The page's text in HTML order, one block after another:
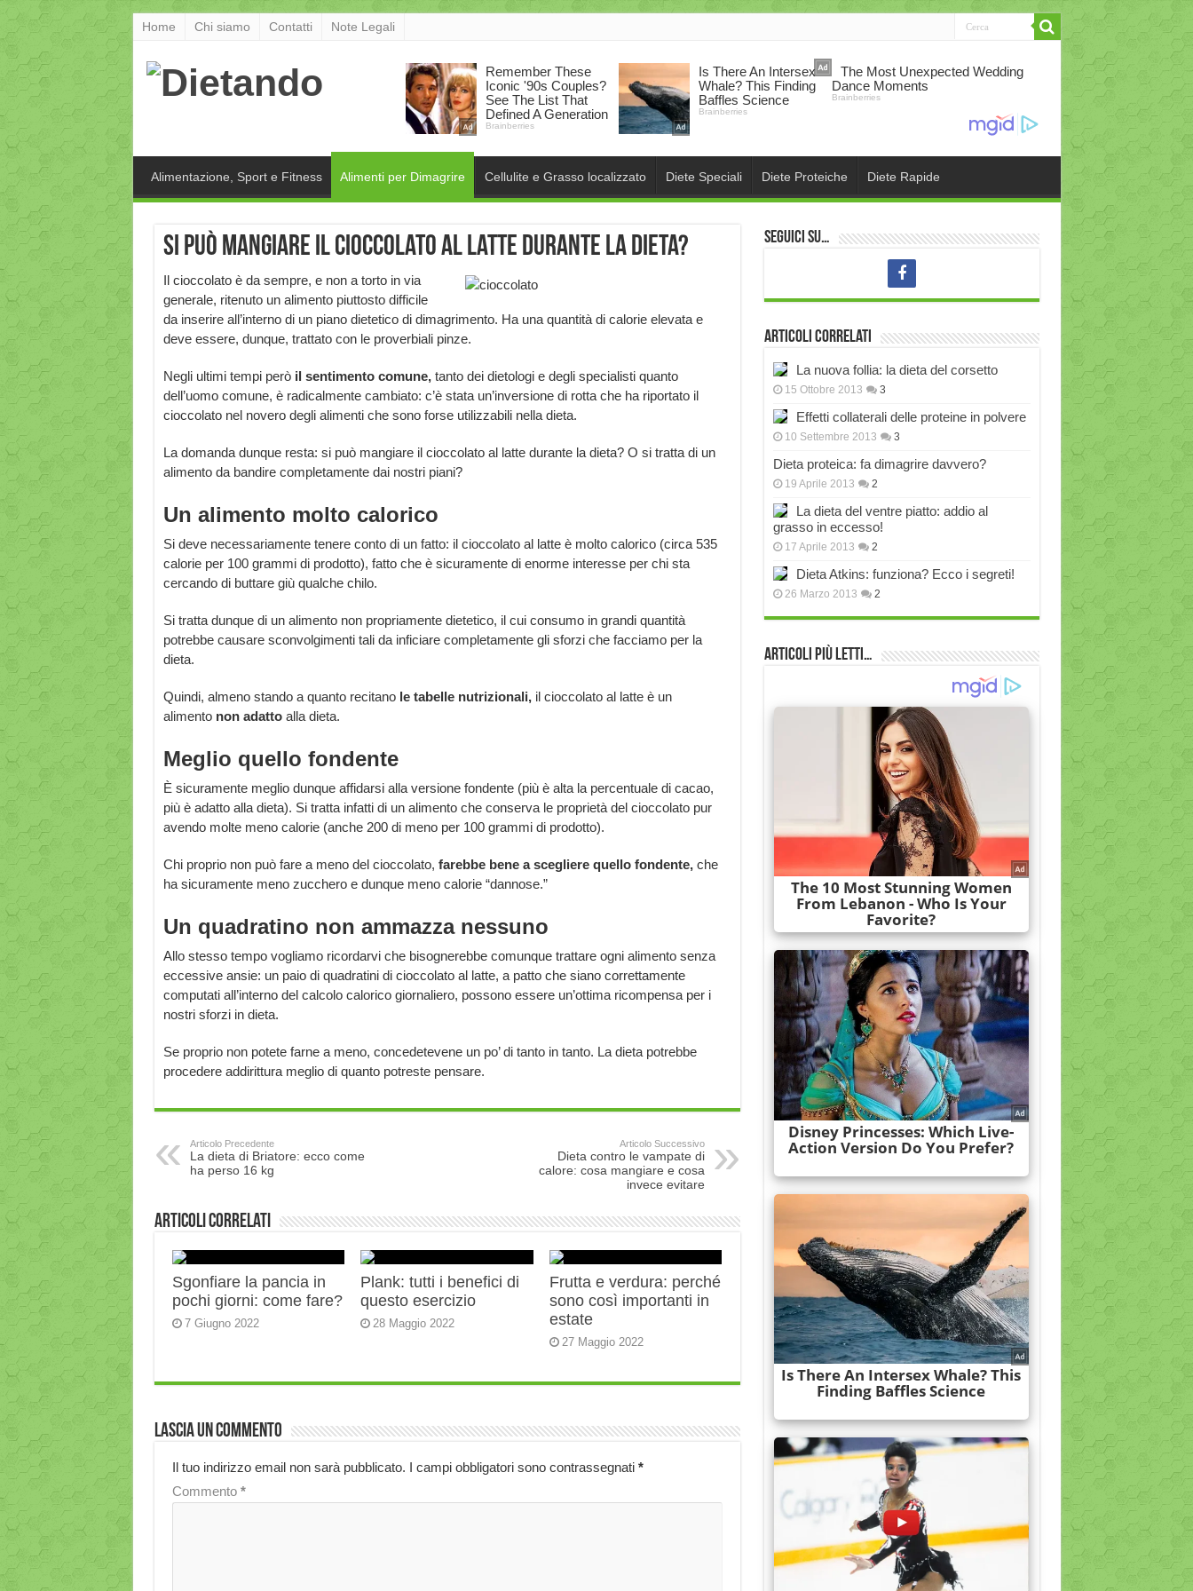
Home Chi siamo Contatti Note Legali
Alimentazione, Sport e Fitness Alimenti per Dimagrire Cellulite e Grasso localizzato Diete Speciali Diete Proteiche Diete Rapide
Si può mangiare il cioccolato al latte durante la dieta?
Il cioccolato è da sempre, e non a torto in via
generale, ritenuto un alimento piuttosto difficile
da inserire all’interno di un piano dietetico di dimagrimento. Ha una quantità di calorie elevata e
deve essere, dunque, trattato con le proverbiali pinze.
Negli ultimi tempi però il sentimento comune, tanto dei dietologi e degli specialisti quanto
dell’uomo comune, è radicalmente cambiato: c’è stata un’inversione di rotta che ha riportato il
cioccolato nel novero degli alimenti che sono forse utilizzabili nella dieta.
La domanda dunque resta: si può mangiare il cioccolato al latte durante la dieta? O si tratta di un
alimento da bandire completamente dai nostri piani?
Un alimento molto calorico
Si deve necessariamente tenere conto di un fatto: il cioccolato al latte è molto calorico (circa 535
calorie per 100 grammi di prodotto), fatto che è sicuramente di enorme interesse per chi sta
cercando di buttare giù qualche chilo.
Si tratta dunque di un alimento non propriamente dietetico, il cui consumo in grandi quantità
potrebbe causare sconvolgimenti tali da inficiare completamente gli sforzi che facciamo per la
dieta.
Quindi, almeno stando a quanto recitano le tabelle nutrizionali, il cioccolato al latte è un
alimento non adatto alla dieta.
Meglio quello fondente
È sicuramente meglio dunque affidarsi alla versione fondente (più è alta la percentuale di cacao,
più è adatto alla dieta). Si tratta infatti di un alimento che conserva le proprietà del cioccolato pur
avendo molte meno calorie (anche 200 di meno per 100 grammi di prodotto).
Chi proprio non può fare a meno del cioccolato, farebbe bene a scegliere quello fondente,che
ha sicuramente meno zucchero e dunque meno calorie “dannose.”
Un quadratino non ammazza nessuno
Allo stesso tempo vogliamo ricordarvi che bisognerebbe comunque trattare ogni alimento senza
eccessive ansie: un paio di quadratini di cioccolato al latte, a patto che siano correttamente
computati all’interno del calcolo calorico giornaliero, possono essere un’ottima ricompensa per i
nostri sforzi in dieta.
Se proprio non potete farne a meno, concedetevene un po’ di tanto in tanto. La dieta potrebbe
procedere addirittura meglio di quanto potreste pensare.
Articolo Precedente
La dieta di Briatore: ecco come
ha perso 16 kg
Articolo Successivo
Dieta contro le vampate di
calore: cosa mangiare e cosa
invece evitare
Articoli correlati
Sgonfiare la pancia in
pochi giorni: come fare?
7 Giugno 2022
Plank: tutti i benefici di
questo esercizio
28 Maggio 2022
Frutta e verdura: perché
sono così importanti in
estate
27 Maggio 2022
Lascia un commento
Il tuo indirizzo email non sarà pubblicato. I campi obbligatori sono contrassegnati *
Commento *
Seguici su…
Articoli correlati
La nuova follia: la dieta del corsetto
15 Ottobre 2013 3
Effetti collaterali delle proteine in polvere
10 Settembre 2013 3
Dieta proteica: fa dimagrire davvero?
19 Aprile 2013 2
La dieta del ventre piatto: addio al
grasso in eccesso!
17 Aprile 2013 2
Dieta Atkins: funziona? Ecco i segreti!
26 Marzo 2013 2
Articoli più Letti…